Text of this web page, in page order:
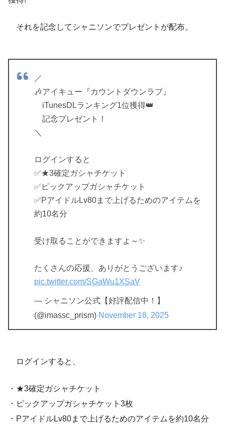
それを記念してシャニソンでプレゼントが配布。
／
🎶アイキュー『カウントダウンラブ』
iTunesDLランキング1位獲得👑
記念プレゼント！
＼
ログインすると
✅★3確定ガシャチケット
✅ピックアップガシャチケット
✅PアイドルLv80まで上げるためのアイテムを
約10名分
受け取ることができますよ～✨
たくさんの応援、ありがとうございます♪
pic.twitter.com/SGaWu1XSaV
— シャニソン公式【好評配信中！】
(@imassc_prism) November 18, 2025
ログインすると、
・★3確定ガシャチケット
・ピックアップガシャチケット3枚
・PアイドルLv80まで上げるためのアイテムを約10名分